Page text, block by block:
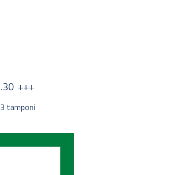
+++
tamponi